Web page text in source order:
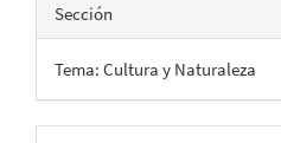
Sección
Tema: Cultura y Naturaleza